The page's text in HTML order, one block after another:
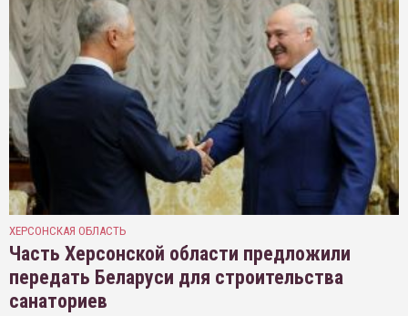
ХЕРСОНСКАЯ ОБЛАСТЬ
Часть Херсонской области предложили
передать Беларуси для строительства
санаториев